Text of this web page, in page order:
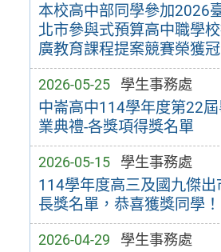
本校高中部同學參加2026
北市參與式預算高中職學
廣教育課程提案競賽榮獲
2026-05-25 學生事務處
中崙高中114學年度第22
業典禮-各獎項得獎名單
2026-05-15 學生事務處
114學年度高三及國九傑出
長獎名單，恭喜獲獎同學！
2026-04-29 學生事務處